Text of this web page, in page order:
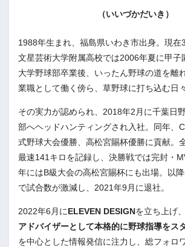
（いいづかだいき）
1988年生まれ、福島県いわき市出身。現在
文星芸術大学附属高校では2006年夏に甲子
大学野球部卒業後、いったん野球の道を離
業職として働く傍ら、草野球に打ち込む日
その実力が認められ、2018年2月に千葉日
部へヘッドハンティングされ入社。同年、
式野球大会優勝、高松宮賜杯優勝に貢献。
最速141キロを記録し、決勝戦では完封・
年にはB級大会の高松宮賜杯にも出場。以
で試合数が激減し、2021年9月に退社。
2022年6月にELEVEN DESIGNを立ち上げ
アドバイザーとして本格的に野球指導をス
を中心とした情報発信に注力し、総フォロ